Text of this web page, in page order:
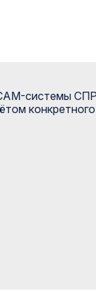
системы
конкретного